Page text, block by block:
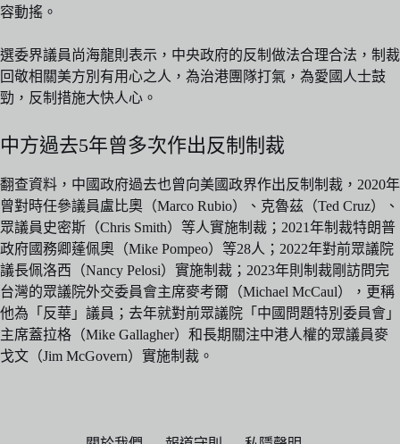
容動搖。
選委界議員尚海龍則表示，中央政府的反制做法合理合法，制裁
回敬相關美方別有用心之人，為治港團隊打氣，為愛國人士鼓
勁，反制措施大快人心。
中方過去5年曾多次作出反制制裁
翻查資料，中國政府過去也曾向美國政界作出反制制裁，2020年
曾對時任參議員盧比奧（Marco Rubio）、克魯茲（Ted Cruz）、
眾議員史密斯（Chris Smith）等人實施制裁；2021年制裁特朗普
政府國務卿蓬佩奧（Mike Pompeo）等28人；2022年對前眾議院
議長佩洛西（Nancy Pelosi）實施制裁；2023年則制裁剛訪問完
台灣的眾議院外交委員會主席麥考爾（Michael McCaul），更稱
他為「反華」議員；去年就對前眾議院「中國問題特別委員會」
主席蓋拉格（Mike Gallagher）和長期關注中港人權的眾議員麥
戈文（Jim McGovern）實施制裁。